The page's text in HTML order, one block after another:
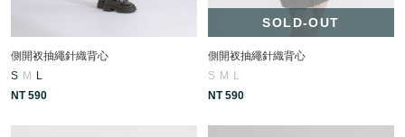
側開衩抽繩針織背心
S M L
NT 590
SOLD-OUT
側開衩抽繩針織背心
S M L
NT 590